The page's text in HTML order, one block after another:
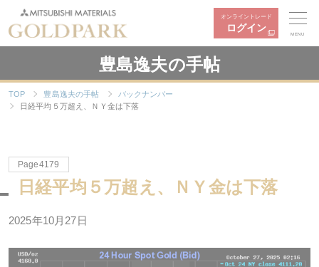
オンライントレード
ログイン
MENU
豊島逸夫の手帖
TOP 豊島逸夫の手帖
バックナンバー
日経平均５万超え、ＮＹ金は下落
Page4179
日経平均５万超え、ＮＹ金は下落
2025年10月27日